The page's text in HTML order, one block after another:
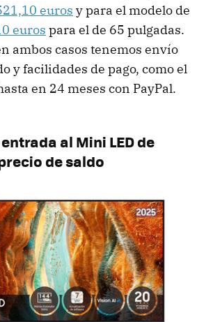
euros y para el modelo de
euros para el de 65 pulgadas.
ambos casos tenemos envío
y facilidades de pago, como el
en 24 meses con PayPal.
al Mini LED de
de saldo